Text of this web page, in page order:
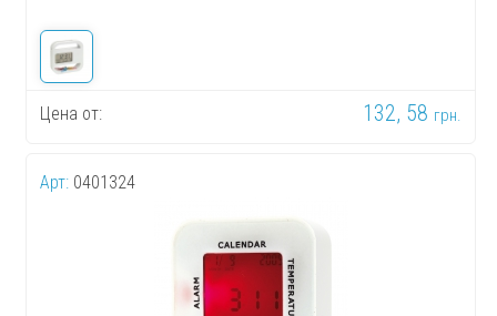
Цена от: 132, 58 грн.
Арт: 0401324